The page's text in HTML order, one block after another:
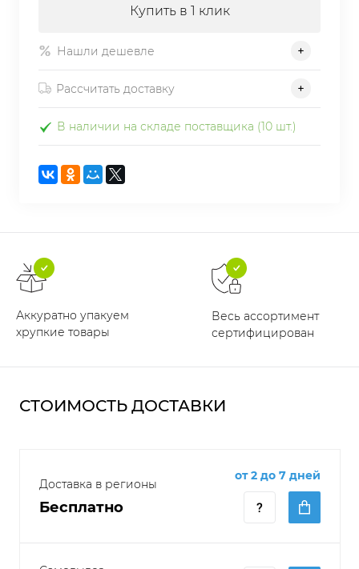
Купить в 1 клик
Нашли дешевле
Рассчитать доставку
В наличии на складе поставщика (10 шт.)
Аккуратно упакуем
хрупкие товары
Весь ассортимент
сертифицирован
СТОИМОСТЬ ДОСТАВКИ
Доставка в регионы
Бесплатно
от 2 до 7 дней